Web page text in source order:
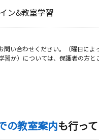
ン&教室学習
い合わせください。（曜日によ
か）については、保護者の方と
の教室案内も行っ